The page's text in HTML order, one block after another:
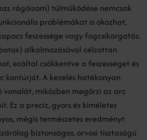
rágóizom) túlműködése nemcsak
problémákat is okozhat,
feszessége vagy fogcsikorgatás.
alkalmazásával célzottan
ezáltal csökkentve a feszességet és
kontúrját. A kezelés hatékonyan
miközben megőrzi az arc
Ez a precíz, gyors és kíméletes
mégis természetes eredményt
biztonságos, orvosi tisztaságú